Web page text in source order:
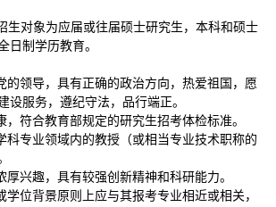
生对象为应届或往届硕士研究生，本科和硕士
日制学历教育。
的领导，具有正确的政治方向，热爱祖国，愿
设服务，遵纪守法，品行端正。
，符合教育部规定的研究生招考体检标准。
科专业领域内的教授（或相当专业技术职称的
厚兴趣，具有较强创新精神和科研能力。
学位背景原则上应与其报考专业相近或相关，